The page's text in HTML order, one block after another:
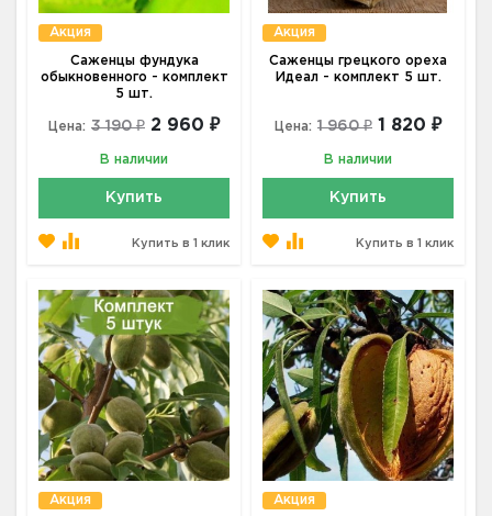
Акция
Саженцы фундука
обыкновенного - комплект
5 шт.
Цена: 3 190 ₽ 2 960 ₽
В наличии
Купить
Купить в 1 клик
Акция
Саженцы грецкого ореха
Идеал - комплект 5 шт.
Цена: 1 960 ₽ 1 820 ₽
В наличии
Купить
Купить в 1 клик
Акция Акция